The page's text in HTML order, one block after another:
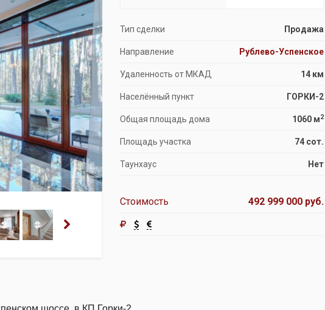
Продажа особняков
Помещения свободного назначения
Тип сделки Продажа
Направление Рублево-Успенское
Удаленность от МКАД 14 км
Населённый пункт ГОРКИ-2
Общая площадь дома 1060 м2
Площадь участка 74 сот.
Таунхаус Нет
Стоимость 492 999 000 руб.